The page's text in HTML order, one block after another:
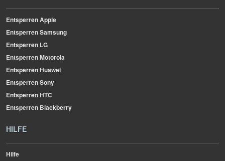
Entsperren Apple
Entsperren Samsung
Entsperren LG
Entsperren Motorola
Entsperren Huawei
Entsperren Sony
Entsperren HTC
Entsperren Blackberry
HILFE
Hilfe